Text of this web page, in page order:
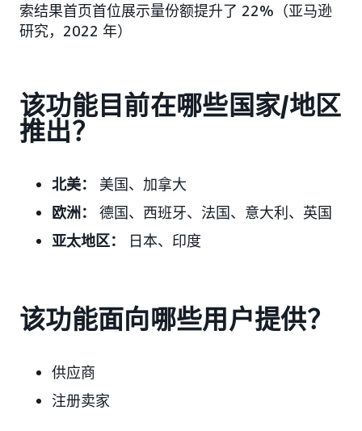
索结果首页首位展示量份额提升了 22%（亚马逊
研究，2022 年）
该功能目前在哪些国家/地区
推出？
北美：
美国、加拿大
欧洲： 德国、西班牙、法国、意大利、英国
亚太地区：
日本、印度
该功能面向哪些用户提供？
供应商
注册卖家